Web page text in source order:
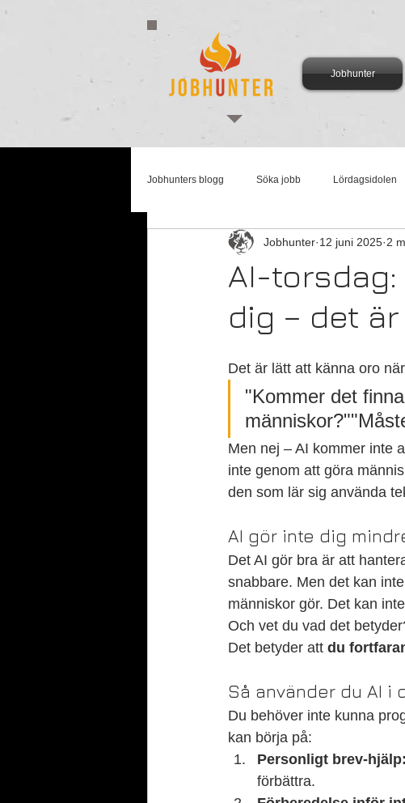
Jobhunter
Jobhunters blogg Söka jobb Lördagsidolen
Arbetsmarknadsmåndag Supertisdag med
AI-
dig – det
Jobhunter 12 juni 2025 2
Det är lätt att känna oro
"Kommer det
Men nej – AI kommer inte
inte genom att göra
den som lär sig använda
AI gör inte dig
Det AI gör bra är att
snabbare. Men det kan
människor gör. Det kan
Och vet du vad det
Det betyder att du
Så använder du AI i
Du behöver inte kunna
kan börja på:
Personligt brev-hjälp:
förbättra.